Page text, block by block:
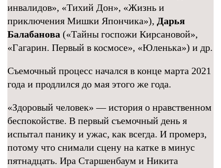
инвалидов», «Тихий Дон», «Жизнь и
приключения Мишки Япончика»), Дарья
Балабанова («Тайны госпожи Кирсановой»,
«Гагарин. Первый в космосе», «Юленька») и др.
Съемочный процесс начался в конце марта 2021
года и продлился до мая этого же года.
«Здоровый человек» — история о нравственном
беспокойстве. В первый съемочный день я
испытал панику и ужас, как всегда. И промерз,
потому что снимали сцену на катке в минус
пятнадцать. Ира Старшенбаум и Никита